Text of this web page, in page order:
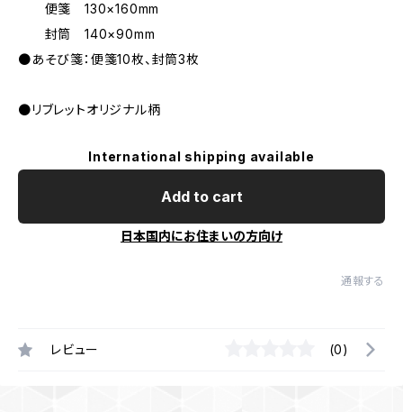
便箋 130×160mm
封筒 140×90mm
●あそび箋：便箋10枚、封筒3枚
●リブレットオリジナル柄
International shipping available
Add to cart
日本国内にお住まいの方向け
通報する
レビュー (0)